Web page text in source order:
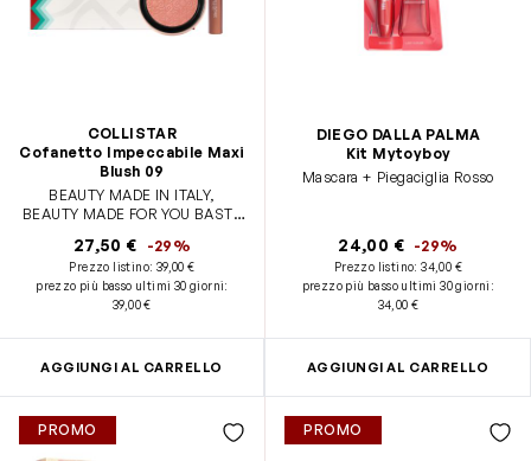
COLLISTAR
Cofanetto Impeccabile Maxi
Blush 09
BEAUTY MADE IN ITALY,
BEAUTY MADE FOR YOU BASTA
ROSATO E LUMINOSO grazie a:
• Impeccabile Maxi Blush 09
Sienna 8 gr • Pennello
Professionale
27,50 € -29%
Prezzo listino: 39,00 €
prezzo più basso ultimi 30 giorni:
39,00 €
AGGIUNGI AL CARRELLO
DIEGO DALLA PALMA
Kit Mytoyboy
Mascara + Piegaciglia Rosso
24,00 € -29%
Prezzo listino:34,00 €
prezzo più basso ultimi 30 giorni :
34,00 €
AGGIUNGI AL CARRELLO
PROMO PROMO